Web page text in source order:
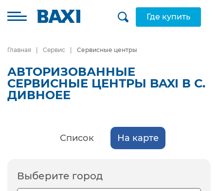
Где купить
Главная Сервис Сервисные центры
АВТОРИЗОВАННЫЕ
СЕРВИСНЫЕ ЦЕНТРЫ BAXI В С.
ДИВНОЕЕ
Список На карте
Выберите город